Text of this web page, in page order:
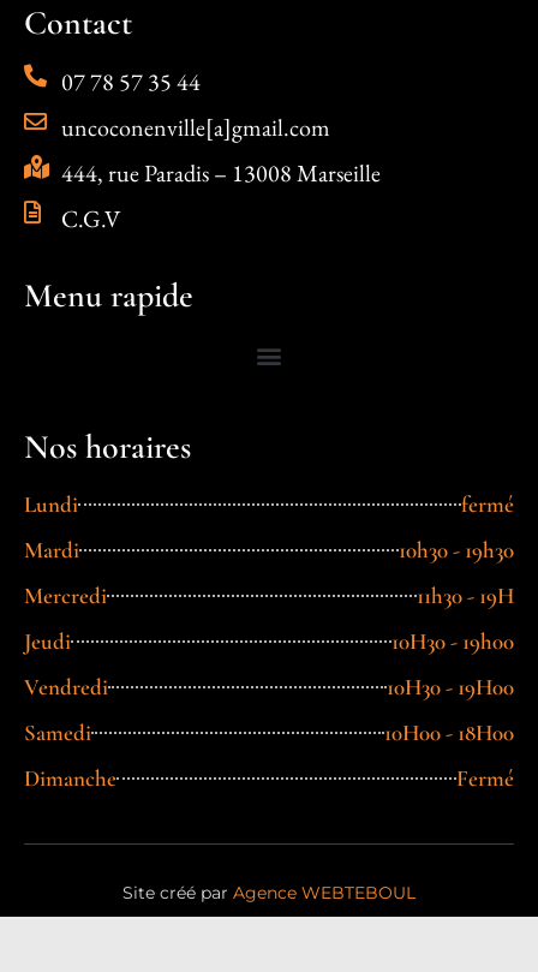
Contact
07 78 57 35 44
uncoconenville[a]gmail.com
444, rue Paradis – 13008 Marseille
C.G.V
Menu rapide
Nos horaires
Lundi
fermé
Mardi
10h30 - 19h30
Mercredi
11h30 - 19H
Jeudi
10H30 - 19h00
Vendredi
10H30 - 19H00
Samedi
10H00 - 18H00
Dimanche
Fermé
Site créé par Agence WEBTEBOUL